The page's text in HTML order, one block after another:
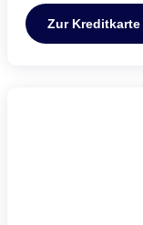
Zur Kreditkarte